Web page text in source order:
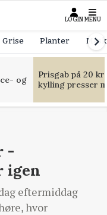
LOGIN MENU
Grise Planter
og
Prisgab på 20
kylling presser
-
igen
eftermiddag
hvor